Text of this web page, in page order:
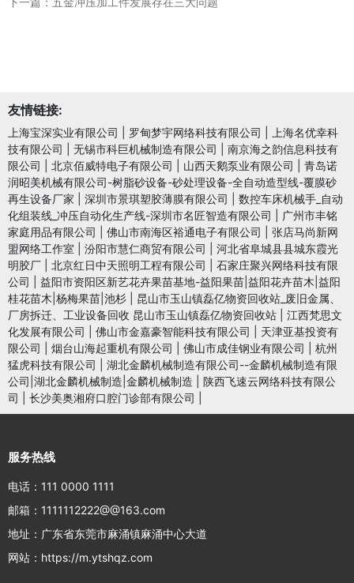
友情链接:
上海宝深实业有限公司 罗甸梦宇网络科技有限公司
上海名优幸科
技有限公司
无锡市科巨机械制造有限公司
南京海之韵信息科技有
限公司
北京佰威特电子有限公司 山西天鹅泵业有限公司
青岛诺
润昭美机械有限公司-树脂砂设备-砂处理设备-全自动造型线-覆膜砂
再生设备厂家
深圳市景琪塑胶薄膜有限公司
数控车床机械手_自动
化组装线_冲压自动化生产线-深圳市名匠智造有限公司
广州市丰铭
家庭用品有限公司
佛山市南海区裕通电子有限公司
张店马尚新网
盟网络工作室
汾阳市慧仁商贸有限公司
河北省阜城县县城东霞光
明胶厂
北京红日中天照明工程有限公司
石家庄聚兴网络科技有限
公司
益阳市资阳区新艺花卉果苗基地-益阳果苗|益阳花卉苗木|益阳
桂花苗木|杨梅果苗|池杉
昆山市玉山镇磊亿物资回收站_废旧金属、
厂房拆迁、工业设备回收 昆山市玉山镇磊亿物资回收站
江西梵思文
化发展有限公司
佛山市金嘉豪智能科技有限公司
天津亚基投资有
限公司
烟台山海起重机有限公司 佛山市成佳钢业有限公司
杭州
猛虎科技有限公司
湖北金麟机械制造有限公司--金麟机械制造有限
公司|湖北金麟机械制造|金麟机械制造
陕西飞速云网络科技有限公
司
长沙美奥湘府口腔门诊部有限公司
服务热线
电话：111 0000 1111
邮箱：1111112222@@163.com
地址：广东省东莞市麻涌镇麻涌中心大道
网站：https://m.ytshqz.com